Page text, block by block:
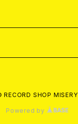
RECORD SHOP MISERY
Powered by